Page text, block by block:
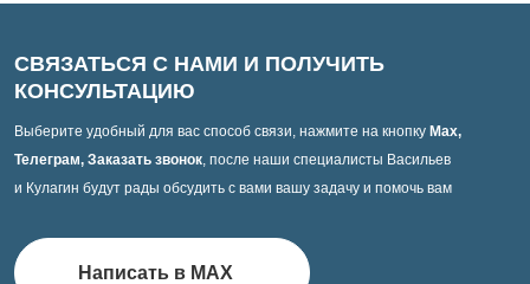
СВЯЗАТЬСЯ С НАМИ И ПОЛУЧИТЬ
КОНСУЛЬТАЦИЮ
Выберите удобный для вас способ связи, нажмите на кнопку Max,
Телеграм, Заказать звонок, после наши специалисты Васильев
и Кулагин будут рады обсудить с вами вашу задачу и помочь вам
Написать в MAX